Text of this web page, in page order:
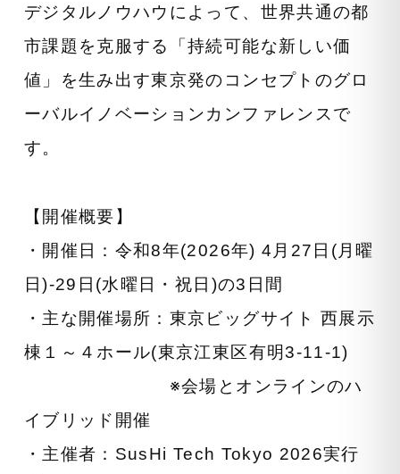
デジタルノウハウによって、世界共通の都
市課題を克服する「持続可能な新しい価
値」を生み出す東京発のコンセプトのグロ
ーバルイノベーションカンファレンスで
す。
【開催概要】
・開催日：令和8年(2026年) 4月27日(月曜
日)-29日(水曜日・祝日)の3日間
・主な開催場所：東京ビッグサイト 西展示
棟１～４ホール(東京江東区有明3-11-1)
※会場とオンラインのハ
イブリッド開催
・主催者：SusHi Tech Tokyo 2026実行